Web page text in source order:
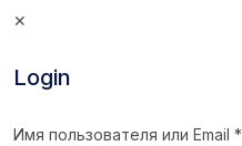
✕
Login
Имя пользователя или Email*